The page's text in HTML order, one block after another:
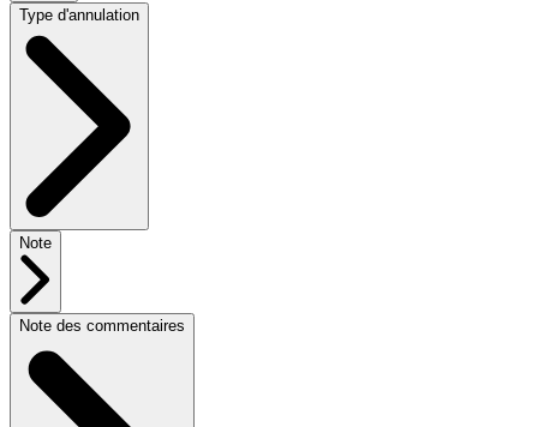
Type d'annulation
Note
Note des commentaires